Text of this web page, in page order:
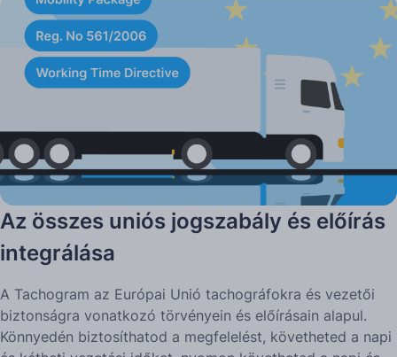
Az összes uniós jogszabály és előírás
integrálása
A Tachogram az Európai Unió tachográfokra és vezetői
biztonságra vonatkozó törvényein és előírásain alapul.
Könnyedén biztosíthatod a megfelelést, követheted a napi